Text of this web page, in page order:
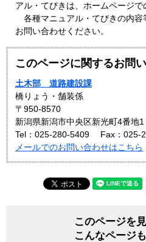
アル・てびきは、ホームページで
各種マニュアル・てびきの内容
お問い合わせください。
このページに関するお問
土木部 道路建設課
橋りょう・舗装係
〒950-8570
新潟県新潟市中央区新光町4番
Tel：025-280-5409
Fax：025-
メールでのお問い合わせはこちら
このページを
こんなページ